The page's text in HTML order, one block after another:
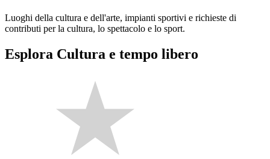
Luoghi della cultura e dell'arte, impianti sportivi e richieste di
contributi per la cultura, lo spettacolo e lo sport.
Esplora Cultura e tempo libero